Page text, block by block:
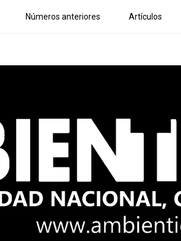
Números anteriores Artículos